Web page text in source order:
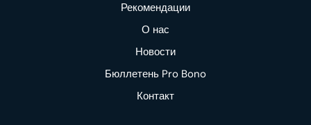
Рекомендации
О нас
Новости
Бюллетень Pro Bono
Контакт